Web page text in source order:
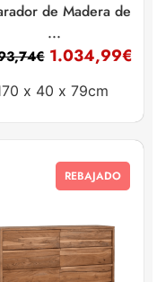
de Madera de
...
€ 1.034,99€
x 40 x 79cm
REBAJADO